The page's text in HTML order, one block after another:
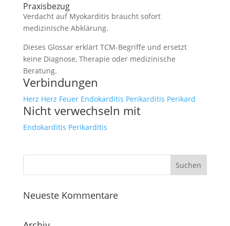
Praxisbezug
Verdacht auf Myokarditis braucht sofort
medizinische Abklärung.
Dieses Glossar erklärt TCM-Begriffe und ersetzt
keine Diagnose, Therapie oder medizinische
Beratung.
Verbindungen
Herz Herz Feuer Endokarditis Perikarditis Perikard
Nicht verwechseln mit
Endokarditis Perikarditis
Neueste Kommentare